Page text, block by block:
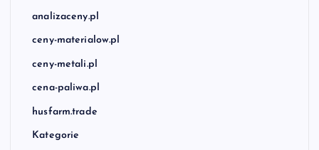
analizaceny.pl
ceny-materialow.pl
ceny-metali.pl
cena-paliwa.pl
husfarm.trade
Kategorie